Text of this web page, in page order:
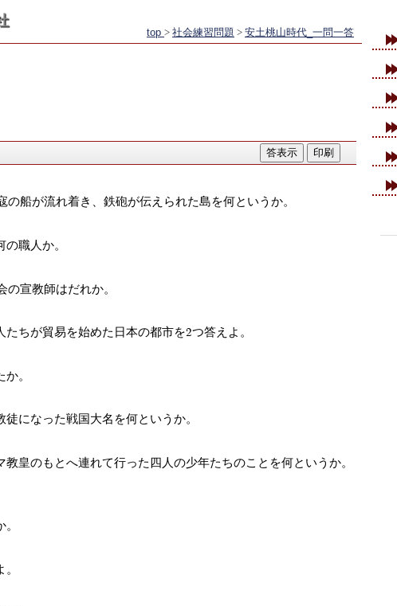
top > 社会練習問題 > 安土桃山時代_一問一答
船が流れ着き、鉄砲が伝えられた島を何というか。
職人か。
の宣教師はだれか。
ちが貿易を始めた日本の都市を2つ答えよ。
。
になった戦国大名を何というか。
皇のもとへ連れて行った四人の少年たちのことを何というか。